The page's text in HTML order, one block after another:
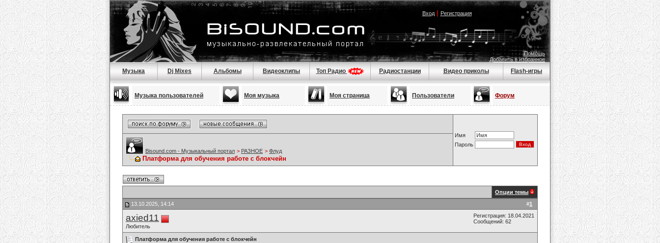
Вход| Регистрация
Помощь
Добавить в избранное
Музыка Dj Mixes Альбомы Видеоклипы Топ Радио Радиостанции Видео приколы Flash-игры
Музыка пользователей Моя музыка Моя страница Пользователи Форум
Имя
Пароль
Bisound.com - Музыкальный портал > РАЗНОЕ > Флуд
Платформа для обучения работе с блокчейн
Опции темы
#1
13.10.2025, 14:14
axied11
Любитель
Регистрация: 18.04.2021
Сообщений: 62
Платформа для обучения работе с блокчейн